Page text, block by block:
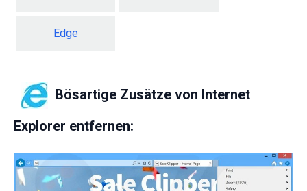
Edge
Bösartige Zusätze von Internet
Explorer entfernen: